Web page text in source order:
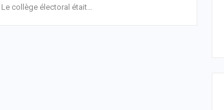
Le collège électoral était…